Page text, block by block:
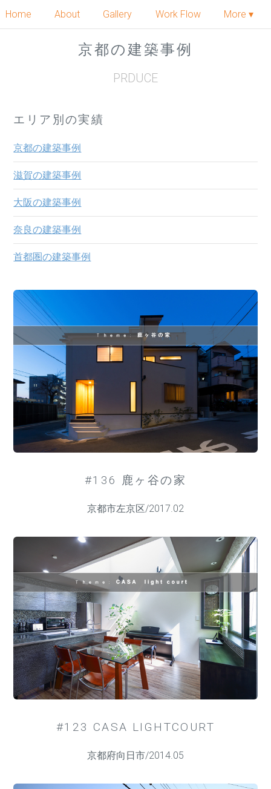
Home About Gallery Work Flow More ▾
京都の建築事例
PRDUCE
エリア別の実績
京都の建築事例
滋賀の建築事例
大阪の建築事例
奈良の建築事例
首都圏の建築事例
#136 鹿ヶ谷の家
京都市左京区/2017.02
#123 CASA LIGHTCOURT
京都府向日市/2014.05